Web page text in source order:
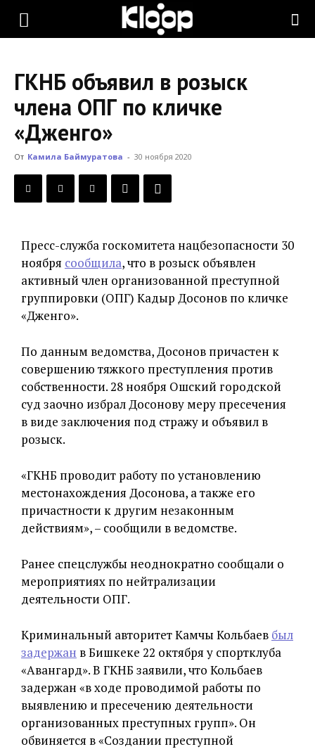
KLOOP.KG
Новости
Кыргызстана
ГКНБ объявил в розыск
члена ОПГ по кличке
«Дженго»
От Камила Баймуратова - 30 ноября 2020
Пресс-служба госкомитета нацбезопасности 30
ноября сообщила, что в розыск объявлен
активный член организованной преступной
группировки (ОПГ) Кадыр Досонов по кличке
«Дженго».
По данным ведомства, Досонов причастен к
совершению тяжкого преступления против
собственности. 28 ноября Ошский городской
суд заочно избрал Досонову меру пресечения
в виде заключения под стражу и объявил в
розыск.
«ГКНБ проводит работу по установлению
местонахождения Досонова, а также его
причастности к другим незаконным
действиям», – сообщили в ведомстве.
Ранее спецслужбы неоднократно сообщали о
мероприятиях по нейтрализации
деятельности ОПГ.
Криминальный авторитет Камчы Кольбаев был
задержан в Бишкеке 22 октября у спортклуба
«Авангард». В ГКНБ заявили, что Кольбаев
задержан «в ходе проводимой работы по
выявлению и пресечению деятельности
организованных преступных групп». Он
обвиняется в «Создании преступной